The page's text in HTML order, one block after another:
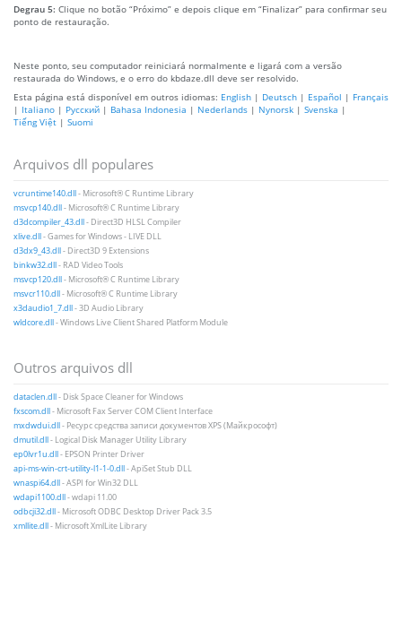
Degrau 5: Clique no botão “Próximo” e depois clique em “Finalizar” para confirmar seu
ponto de restauração.
Neste ponto, seu computador reiniciará normalmente e ligará com a versão
restaurada do Windows, e o erro do kbdaze.dll deve ser resolvido.
Esta página está disponível em outros idiomas: English | Deutsch | Español | Français
| Italiano | Русский | Bahasa Indonesia | Nederlands | Nynorsk | Svenska |
Tiếng Việt | Suomi
Arquivos dll populares
vcruntime140.dll- Microsoft® C Runtime Library
msvcp140.dll- Microsoft® C Runtime Library
d3dcompiler_43.dll- Direct3D HLSL Compiler
xlive.dll- Games for Windows - LIVE DLL
d3dx9_43.dll- Direct3D 9 Extensions
binkw32.dll- RAD Video Tools
msvcp120.dll- Microsoft® C Runtime Library
msvcr110.dll- Microsoft® C Runtime Library
x3daudio1_7.dll- 3D Audio Library
wldcore.dll- Windows Live Client Shared Platform Module
Outros arquivos dll
dataclen.dll- Disk Space Cleaner for Windows
fxscom.dll- Microsoft Fax Server COM Client Interface
mxdwdui.dll- Ресурс средства записи документов XPS (Майкрософт)
dmutil.dll- Logical Disk Manager Utility Library
ep0lvr1u.dll- EPSON Printer Driver
api-ms-win-crt-utility-l1-1-0.dll- ApiSet Stub DLL
wnaspi64.dll- ASPI for Win32 DLL
wdapi1100.dll- wdapi 11.00
odbcji32.dll- Microsoft ODBC Desktop Driver Pack 3.5
xmllite.dll- Microsoft XmlLite Library